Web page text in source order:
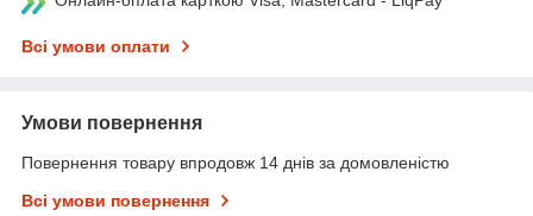
Всі умови оплати
Умови повернення
Повернення товару впродовж 14 днів за домовленістю
Всі умови повернення